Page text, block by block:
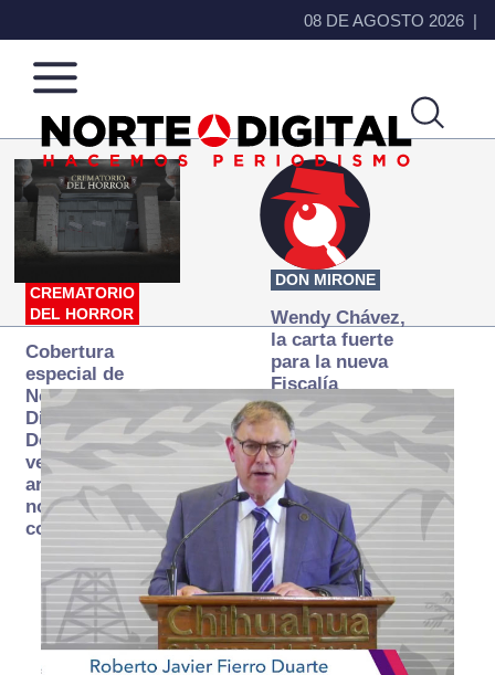
08 DE AGOSTO 2026
Norte
de
Ciudad
Más
que
noticias,
hacemos periodismo
CREMATORIO
DEL HORROR
Cobertura
especial de
Norte
Digital:
Donde la
verdad
arde… pero
no se
consume
DON MIRONE
Wendy Chávez,
la carta fuerte
para la nueva
Fiscalía
autónoma